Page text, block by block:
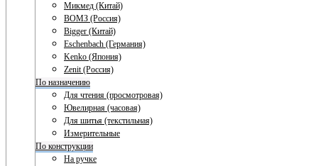
Микмед (Китай)
ВОМЗ (Россия)
Bigger (Китай)
Eschenbach (Германия)
Kenko (Япония)
Zenit (Россия)
По назначению
Для чтения (просмотровая)
Ювелирная (часовая)
Для шитья (текстильная)
Измерительные
По конструкции
На ручке